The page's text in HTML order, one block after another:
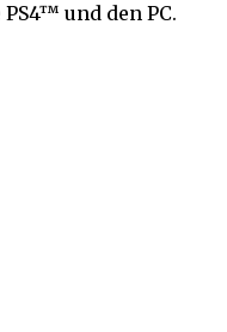
und den PC.